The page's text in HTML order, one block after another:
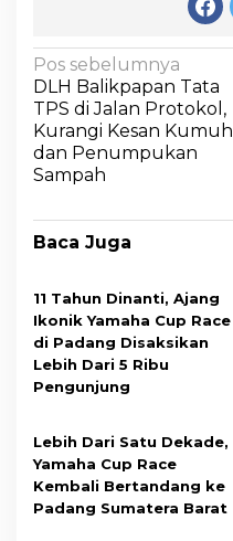
Pos sebelumnya
DLH Balikpapan Tata
TPS di Jalan Protokol,
Kurangi Kesan Kumuh
dan Penumpukan
Sampah
Baca Juga
11 Tahun Dinanti, Ajang
Ikonik Yamaha Cup Race
di Padang Disaksikan
Lebih Dari 5 Ribu
Pengunjung
Lebih Dari Satu Dekade,
Yamaha Cup Race
Kembali Bertandang ke
Padang Sumatera Barat